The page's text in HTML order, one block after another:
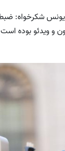
شکرخواه:
و ویدئو بوده